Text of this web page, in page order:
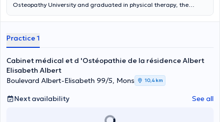
Osteopathy University and graduated in physical therapy, the
center of Montigny Le Tilleul near the CHU André Vesale, he also
treated by non forced way.
Practice 1
Cabinet médical et d 'Ostéopathie de la résidence Albert
Elisabeth Albert
Boulevard Albert-Elisabeth 99/5, Mons
10,4 km
Next availability See all